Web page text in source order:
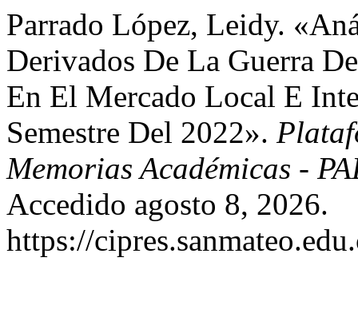
Parrado López, Leidy.
Derivados De La Guerra
En El Mercado Local E
Semestre Del 2022».
Memorias Académicas -
Accedido agosto 8, 2026.
https://